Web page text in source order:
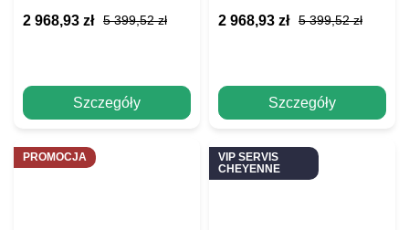
5 399,52 zł
2 968,93 zł
Szczegóły
5 399,52 zł
2 968,93 zł
Szczegóły
PROMOCJA
VIP SERVIS
CHEYENNE